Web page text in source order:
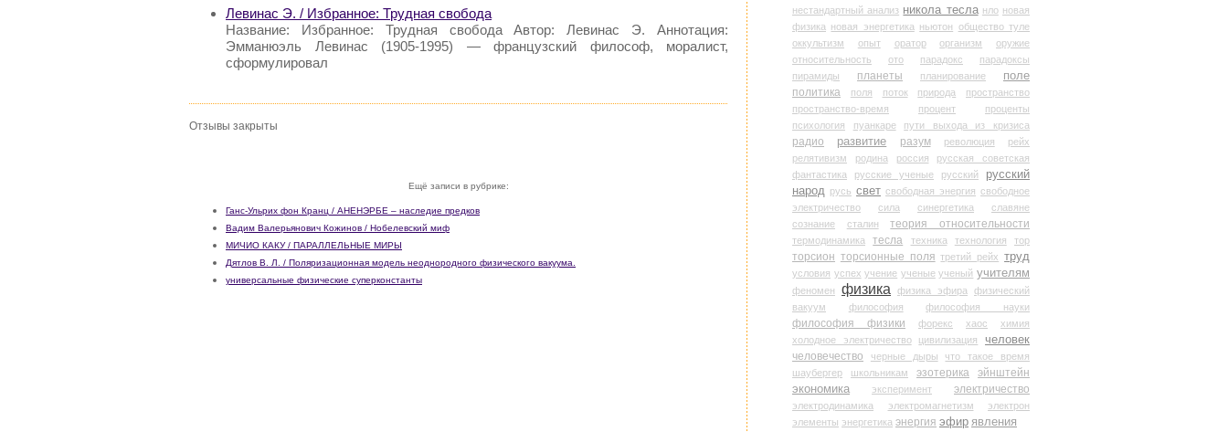
Левинас Э. / Избранное: Трудная свобода
Название: Избранное: Трудная свобода Автор: Левинас Э. Аннотация:
Эмманюэль Левинас (1905-1995) — французский философ, моралист,
сформулировал
Отзывы закрыты
Ещё записи в рубрике:
Ганс-Ульрих фон Кранц / АНЕНЭРБЕ – наследие предков
Вадим Валерьянович Кожинов / Нобелевский миф
МИЧИО КАКУ / ПАРАЛЛЕЛЬНЫЕ МИРЫ
Дятлов В. Л. / Поляризационная модель неоднородного физического вакуума.
универсальные физические суперконстанты
нестандартный анализ никола тесла нло новая
физика новая энергетика ньютон общество туле
оккультизм
опыт оратор организм
оружие
относительность
ото парадокс
парадоксы
пирамиды
планеты планирование
поле
политика
поля поток природа
пространство
пространство-время
процент
проценты
психология
пуанкаре пути выхода из кризиса
радио развитие разум революция
рейх
релятивизм
родина россия
русская советская
фантастика
русские ученые русский
русский
народ русь свет свободная энергия свободное
электричество
сила синергетика
славяне
сознание
сталин теория относительности
термодинамика тесла техника технология тор
торсион торсионные поля третий рейх труд
условия успех учение ученые ученый учителям
феномен физика физика эфира
физический
вакуум
философия философия науки
философия физики форекс хаос
химия
холодное электричество
цивилизация человек
человечество черные дыры
что такое время
шаубергер
школьникам эзотерика
эйнштейн
экономика
эксперимент электричество
электродинамика электромагнетизм
электрон
элементы энергетика энергия эфир явления